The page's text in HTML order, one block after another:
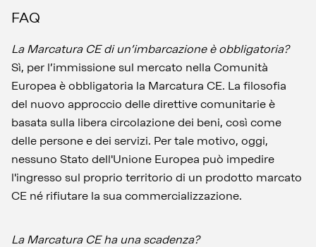
FAQ
La Marcatura CE di un’imbarcazione è obbligatoria?
Sì, per l’immissione sul mercato nella Comunità
Europea è obbligatoria la Marcatura CE. La filosofia
del nuovo approccio delle direttive comunitarie è
basata sulla libera circolazione dei beni, così come
delle persone e dei servizi. Per tale motivo, oggi,
nessuno Stato dell'Unione Europea può impedire
l'ingresso sul proprio territorio di un prodotto marcato
CE né rifiutare la sua commercializzazione.
La Marcatura CE ha una scadenza?